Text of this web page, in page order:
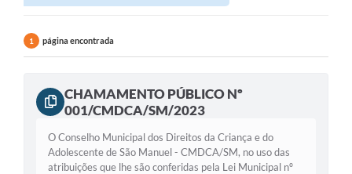
1 página encontrada
CHAMAMENTO PÚBLICO Nº
001/CMDCA/SM/2023
O Conselho Municipal dos Direitos da Criança e do
Adolescente de São Manuel - CMDCA/SM, no uso das
atribuições que lhe são conferidas pela Lei Municipal nº